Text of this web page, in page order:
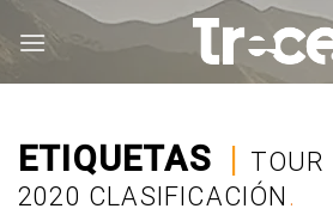
ETIQUETAS | TOUR
2020 CLASIFICACIÓN .